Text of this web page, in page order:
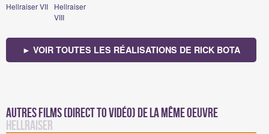
Hellraiser VII
Hellraiser
VIII
► VOIR TOUTES LES RÉALISATIONS DE RICK BOTA
Autres films (direct to vidéo) de la même oeuvre
Hellraiser